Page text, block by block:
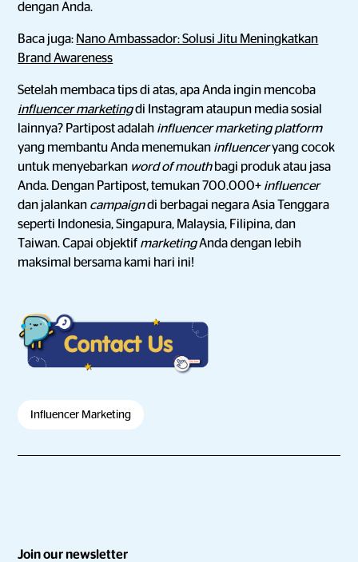
dengan Anda.
Baca juga: Nano Ambassador: Solusi Jitu Meningkatkan
Brand Awareness
Setelah membaca tips di atas, apa Anda ingin mencoba
influencer marketingdi Instagram ataupun media sosial
lainnya? Partipost adalah influencer marketing platform
yang membantu Anda menemukan influenceryang cocok
untuk menyebarkan word of mouth bagi produk atau jasa
Anda. Dengan Partipost, temukan 700.000+ influencer
dan jalankan campaigndi berbagai negara Asia Tenggara
seperti Indonesia, Singapura, Malaysia, Filipina, dan
Taiwan. Capai objektif marketingAnda dengan lebih
maksimal bersama kami hari ini!
Influencer Marketing
Join our newsletter